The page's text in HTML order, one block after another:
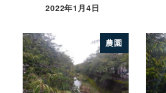
2022年1月4日
農園